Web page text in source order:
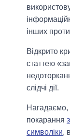
інших
Відкрито
статтею
слідчі дії.
Нагадаємо,
покарання
символіки,